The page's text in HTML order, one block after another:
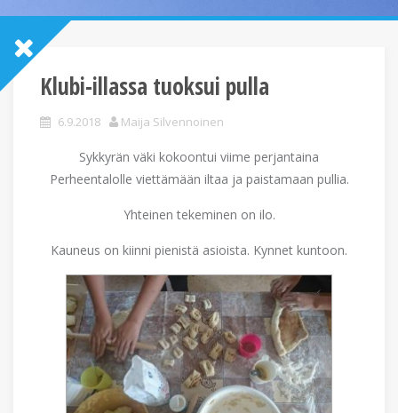
Klubi-illassa tuoksui pulla
6.9.2018 Maija Silvennoinen
Sykkyrän väki kokoontui viime perjantaina
Perheentalolle viettämään iltaa ja paistamaan pullia.
Yhteinen tekeminen on ilo.
Kauneus on kiinni pienistä asioista. Kynnet kuntoon.